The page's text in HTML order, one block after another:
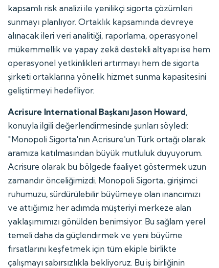
kapsamlı risk analizi ile yenilikçi sigorta çözümleri
sunmayı planlıyor. Ortaklık kapsamında devreye
alınacak ileri veri analitiği, raporlama, operasyonel
mükemmellik ve yapay zekâ destekli altyapı ise hem
operasyonel yetkinlikleri artırmayı hem de sigorta
şirketi ortaklarına yönelik hizmet sunma kapasitesini
geliştirmeyi hedefliyor.
Acrisure International Başkanı Jason Howard,
konuyla ilgili değerlendirmesinde şunları söyledi:
"Monopoli Sigorta'nın Acrisure'un Türk ortağı olarak
aramıza katılmasından büyük mutluluk duyuyorum.
Acrisure olarak bu bölgede faaliyet göstermek uzun
zamandır önceliğimizdi. Monopoli Sigorta, girişimci
ruhumuzu, sürdürülebilir büyümeye olan inancımızı
ve attığımız her adımda müşteriyi merkeze alan
yaklaşımımızı gönülden benimsiyor. Bu sağlam yerel
temeli daha da güçlendirmek ve yeni büyüme
fırsatlarını keşfetmek için tüm ekiple birlikte
çalışmayı sabırsızlıkla bekliyoruz. Bu iş birliğinin